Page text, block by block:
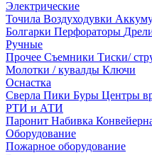
Электрические
Точила Воздуходувки
Болгарки Перфораторы
Ручные
Прочее Съемники Тиски/
Молотки / кувалды Ключи
Оснастка
Сверла Пики Буры Центры
РТИ и АТИ
Паронит Набивка
Оборудование
Пожарное оборудование